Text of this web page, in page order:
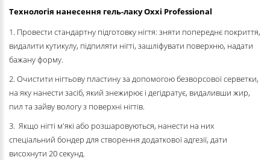
Технологія нанесення гель-лаку Oxxi Professional
1. Провести стандартну підготовку нігтя: зняти попереднє покриття,
видалити кутикулу, підпиляти нігті, зашліфувати поверхню, надати
бажану форму.
2. Очистити нігтьову пластину за допомогою безворсової серветки,
на яку нанести засіб, який знежирює і дегідратує, видаливши жир,
пил та зайву вологу з поверхні нігтів.
3. Якщо нігті м'які або розшаровуються, нанести на них
спеціальний бондер для створення додаткової адгезії, дати
висохнути 20 секунд.